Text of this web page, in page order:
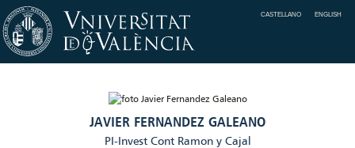
CASTELLANO ENGLISH
JAVIER FERNANDEZ GALEANO
PI-Invest Cont Ramon y Cajal